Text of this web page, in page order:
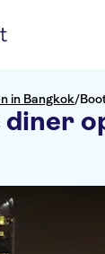
in Bangkok/